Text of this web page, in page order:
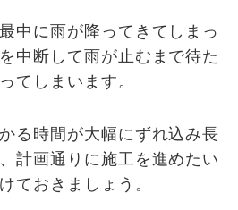
中に雨が降ってきてしまっ
中断して雨が止むまで待た
てしまいます。
る時間が大幅にずれ込み長
計画通りに施工を進めたい
ておきましょう。